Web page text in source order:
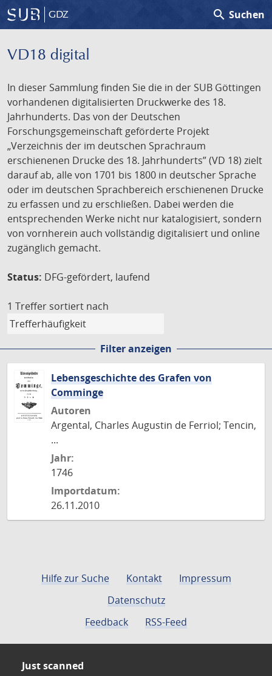
GDZ search Suchen
VD18 digital
In dieser Sammlung finden Sie die in der SUB Göttingen
vorhandenen digitalisierten Druckwerke des 18.
Jahrhunderts. Das von der Deutschen
Forschungsgemeinschaft geförderte Projekt
„Verzeichnis der im deutschen Sprachraum
erschienenen Drucke des 18. Jahrhunderts” (VD 18) zielt
darauf ab, alle von 1701 bis 1800 in deutscher Sprache
oder im deutschen Sprachbereich erschienenen Drucke
zu erfassen und zu erschließen. Dabei werden die
entsprechenden Werke nicht nur katalogisiert, sondern
von vornherein auch vollständig digitalisiert und online
zugänglich gemacht.
Status: DFG-gefördert, laufend
1 Treffer sortiert nach
Filter anzeigen
Lebensgeschichte des Grafen von
Comminge
Autoren
Argental, Charles Augustin de Ferriol; Tencin,
...
Jahr:
1746
Importdatum:
26.11.2010
Hilfe zur Suche Kontakt
Impressum
Datenschutz
Feedback
RSS-Feed
Just scanned